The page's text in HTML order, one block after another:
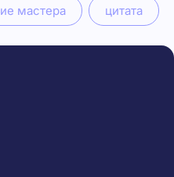
мастера цитата